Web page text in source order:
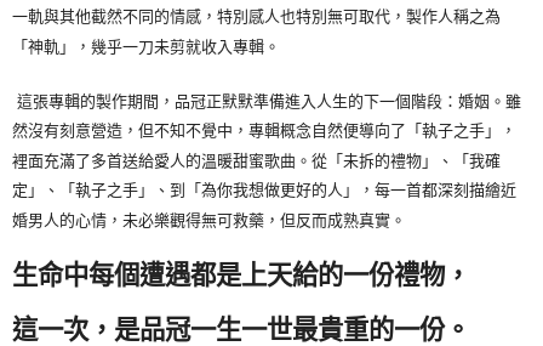
一軌與其他截然不同的情感，特別感人也特別無可取代，製作人稱之為
「神軌」，幾乎一刀未剪就收入專輯。
這張專輯的製作期間，品冠正默默準備進入人生的下一個階段：婚姻。雖
然沒有刻意營造，但不知不覺中，專輯概念自然便導向了「執子之手」，
裡面充滿了多首送給愛人的溫暖甜蜜歌曲。從「未拆的禮物」、「我確
定」、「執子之手」、到「為你我想做更好的人」，每一首都深刻描繪近
婚男人的心情，未必樂觀得無可救藥，但反而成熟真實。
生命中每個遭遇都是上天給的一份禮物，
這一次，是品冠一生一世最貴重的一份。